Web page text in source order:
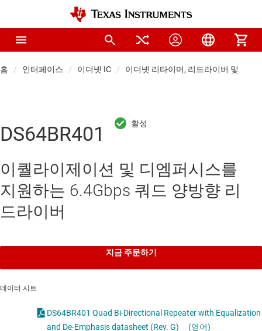
홈 인터페이스 이더넷 IC 이더넷 리타이머, 리드라이버 및 멀티
DS64BR401
이퀄라이제이션 및 디엠퍼시스를
지원하는 6.4Gbps 쿼드 양방향 리
드라이버
지금 주문하기
데이터 시트
DS64BR401 Quad Bi-Directional Repeater with Equalization
and De-Emphasis datasheet (Rev. G)
(영어)